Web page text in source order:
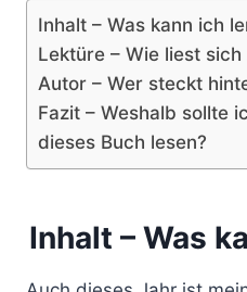
Inhalt – Was kann ich
Lektüre – Wie liest sich
Autor – Wer steckt
Fazit – Weshalb sollte
dieses Buch lesen?
Inhalt – Was